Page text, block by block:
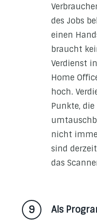
des Jobs
einen
braucht
Verdienst
Home
hoch.
Punkte,
nicht
sind
das
Als